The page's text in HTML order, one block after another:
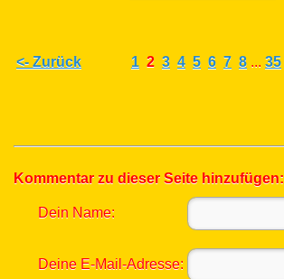
<- Zurück 1 2 3 4 5 6 7 8 ... 35
Kommentar zu dieser Seite hinzufügen:
Dein Name:
Deine E-Mail-Adresse: